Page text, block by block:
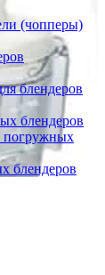
(чопперы)
блендеров
блендеров
погружных
блендеров